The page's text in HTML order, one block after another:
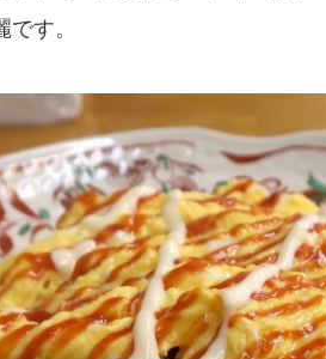
す。